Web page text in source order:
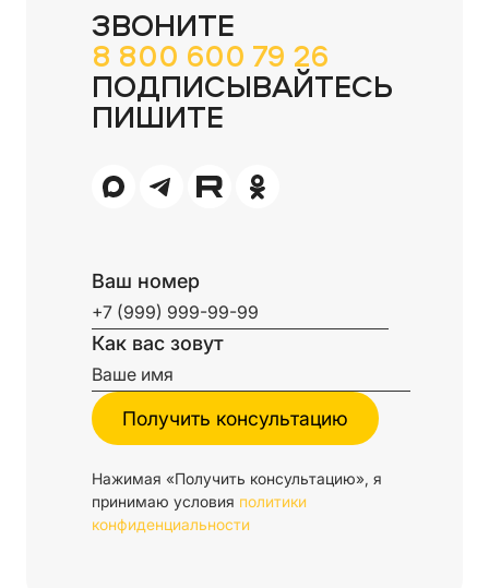
ЗВОНИТЕ
8 800 600 79 26
ПОДПИСЫВАЙТЕСЬ
ПИШИТЕ
Ваш номер
Как вас зовут
Нажимая «Получить консультацию», я
принимаю условия политики
конфиденциальности